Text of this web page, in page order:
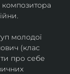
молодої
(клас
про себе